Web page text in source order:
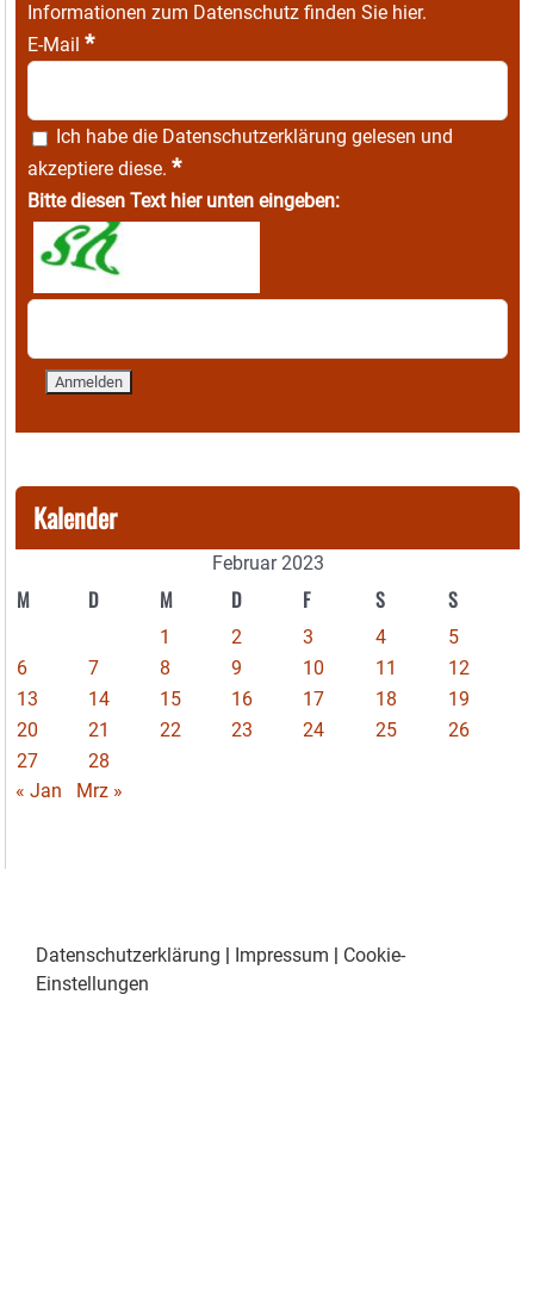
Informationen zum Datenschutz finden Sie hier.
E-Mail *
Ich habe die Datenschutzerklärung gelesen und
akzeptiere diese. *
Bitte diesen Text hier unten eingeben:
Kalender
Februar 2023
M D M D F S S
1 2 3 4
5
6
7 8 9 10 11
12
13
14 15 16 17 18
19
20
21 22 23 24 25
26
27
28
« Jan
Mrz »
Datenschutzerklärung Impressum
Cookie-
Einstellungen